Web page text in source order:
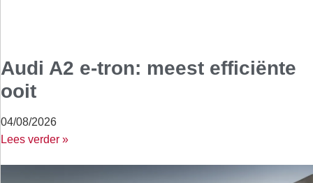
Audi A2 e-tron: meest efficiënte
ooit
04/08/2026
Lees verder »